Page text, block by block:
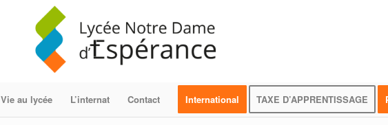
Vie au lycée L’internat Contact International TAXE D’APPRENTISSAGE